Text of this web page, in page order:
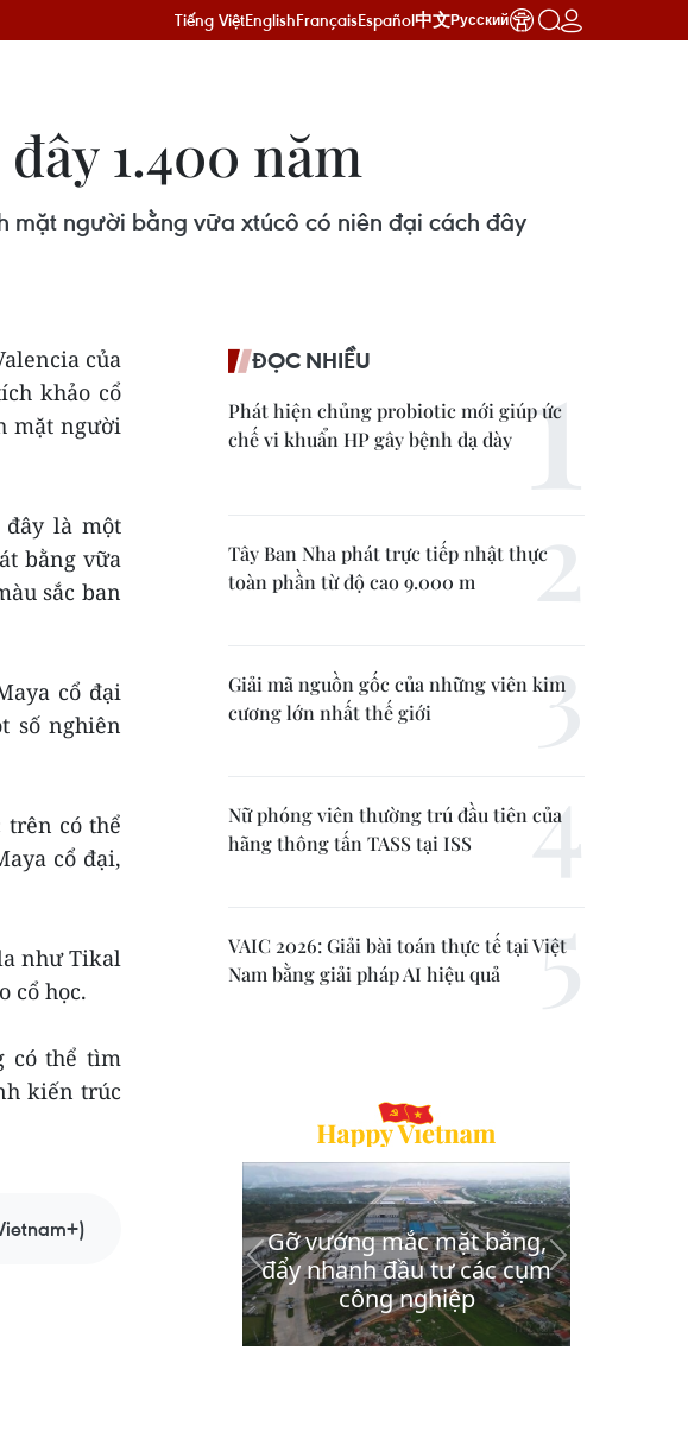
Tiếng ViệtEnglishFrançaisEspañol中文Русский
1.400 năm
mặt người bằng vữa xtúcô có niên đại cách đây
của
khảo cổ
mặt người
đây là một
bằng vữa
sắc ban
cổ đại
số nghiên
trên có thể
cổ đại,
như Tikal
cổ học.
có thể tìm
kiến trúc
ĐỌC NHIỀU
Phát hiện chủng probiotic mới giúp ức
chế vi khuẩn HP gây bệnh dạ dày
Tây Ban Nha phát trực tiếp nhật thực
toàn phần từ độ cao 9.000 m
Giải mã nguồn gốc của những viên kim
cương lớn nhất thế giới
Nữ phóng viên thường trú đầu tiên của
hãng thông tấn TASS tại ISS
VAIC 2026: Giải bài toán thực tế tại Việt
Nam bằng giải pháp AI hiệu quả